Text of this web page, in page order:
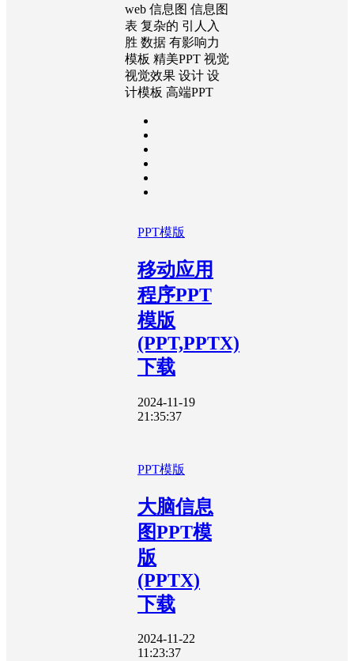
web 信息图 信息图
表 复杂的 引人入
胜 数据 有影响力
模板 精美PPT 视觉
视觉效果 设计 设
计模板 高端PPT
PPT模版
移动应用
程序PPT
模版
(PPT,PPTX)
下载
2024-11-19
21:35:37
PPT模版
大脑信息
图PPT模
版
(PPTX)
下载
2024-11-22
11:23:37